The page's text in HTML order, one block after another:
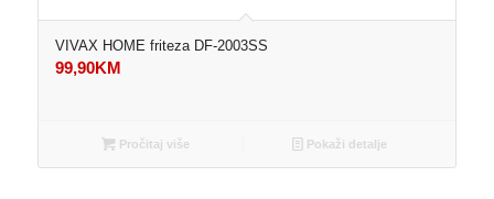
VIVAX HOME friteza DF-2003SS
99,90KM
Pročitaj više Pokaži detalje